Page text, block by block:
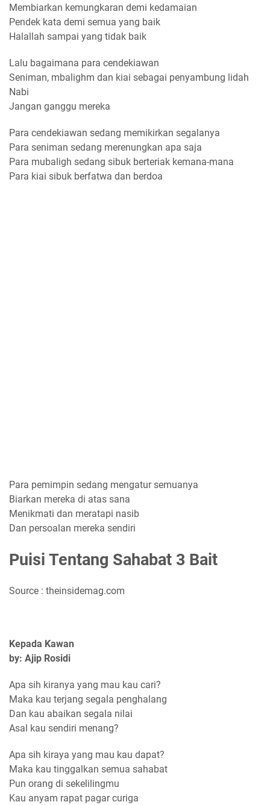
Membiarkan kemungkaran demi kedamaian
Pendek kata demi semua yang baik
Halallah sampai yang tidak baik
Lalu bagaimana para cendekiawan
Seniman, mbalighm dan kiai sebagai penyambung lidah
Nabi
Jangan ganggu mereka
Para cendekiawan sedang memikirkan segalanya
Para seniman sedang merenungkan apa saja
Para mubaligh sedang sibuk berteriak kemana-mana
Para kiai sibuk berfatwa dan berdoa
Para pemimpin sedang mengatur semuanya
Biarkan mereka di atas sana
Menikmati dan meratapi nasib
Dan persoalan mereka sendiri
Puisi Tentang Sahabat 3 Bait
Source : theinsidemag.com
Kepada Kawan
by: Ajip Rosidi
Apa sih kiranya yang mau kau cari?
Maka kau terjang segala penghalang
Dan kau abaikan segala nilai
Asal kau sendiri menang?
Apa sih kiraya yang mau kau dapat?
Maka kau tinggalkan semua sahabat
Pun orang di sekelilingmu
Kau anyam rapat pagar curiga